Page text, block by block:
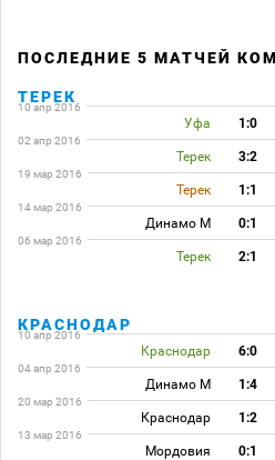
ПОСЛЕДНИЕ 5 МАТЧЕЙ
ТЕРЕК
10 апр 2016
Уфа 1:0
02 апр 2016
Терек 3:2
19 мар 2016
Терек 1:1
14 мар 2016
Динамо М 0:1
06 мар 2016
Терек 2:1
КРАСНОДАР
10 апр 2016
Краснодар 6:0
04 апр 2016
Динамо М 1:4
20 мар 2016
Краснодар 1:2
13 мар 2016
Мордовия 0:1